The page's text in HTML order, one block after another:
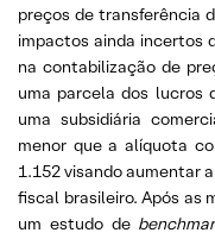
preços de transferência
impactos ainda incertos
na contabilização de
uma parcela dos lucros
uma subsidiária
menor que a alíquota
1.152 visando aumentar
fiscal brasileiro. Após as
um estudo de